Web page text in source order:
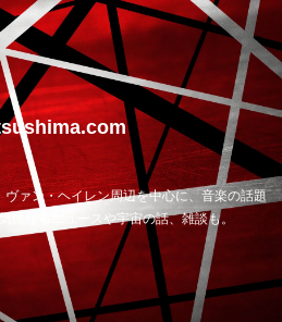
ァン・ヘイレン周辺を中心に、音楽の話題
になるニュースや宇宙の話、雑談も。